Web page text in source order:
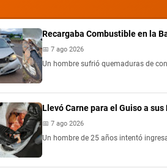
Recargaba Combustible en la
📅 7 ago 2026
Un hombre sufrió quemaduras de
Llevó Carne para el Guiso a
📅 7 ago 2026
Un hombre de 25 años intentó